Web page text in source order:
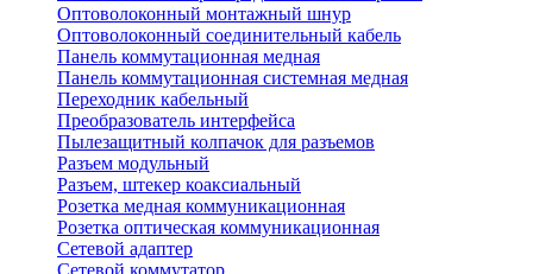
Оптоволоконный монтажный шнур
Оптоволоконный соединительный кабель
Панель коммутационная медная
Панель коммутационная системная медная
Переходник кабельный
Преобразователь интерфейса
Пылезащитный колпачок для разъемов
Разъем модульный
Разъем, штекер коаксиальный
Розетка медная коммуникационная
Розетка оптическая коммуникационная
Сетевой адаптер
Сетевой коммутатор